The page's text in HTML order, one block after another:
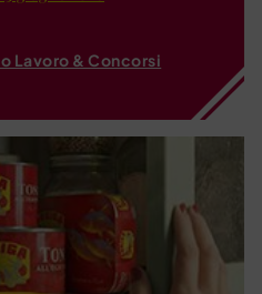
Lavoro & Concorsi